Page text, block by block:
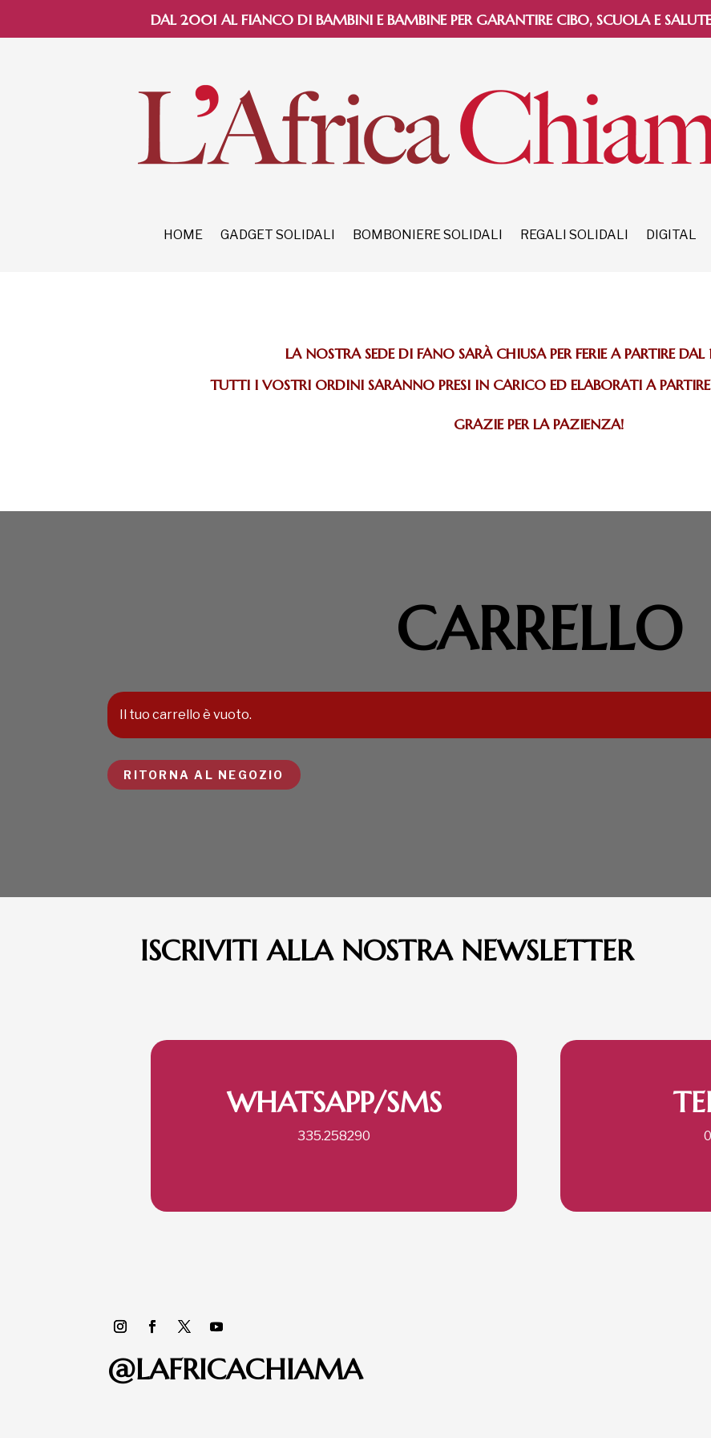
DAL 2001 AL FIANCO DI BAMBINI E BAMBINE PER GARANTIRE CIBO, SCUOLA E
HOME GADGET SOLIDALI BOMBONIERE SOLIDALI REGALI SOLIDALI DIGITAL
LA NOSTRA SEDE DI FANO SARÀ CHIUSA PER FERIE A PARTIRE
TUTTI I VOSTRI ORDINI SARANNO PRESI IN CARICO ED ELABORATI A
GRAZIE PER LA PAZIENZA!
CARRELLO
Il tuo carrello è vuoto.
RITORNA AL NEGOZIO
ISCRIVITI ALLA NOSTRA NEWSLETTER
WHATSAPP/SMS
335.258290
@LAFRICACHIAMA